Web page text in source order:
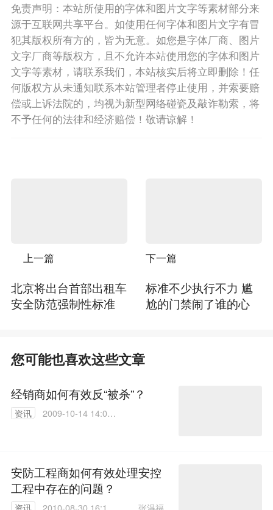
免责声明：本站所使用的字体和图片文字等素材部分来
源于互联网共享平台。如使用任何字体和图片文字有冒
犯其版权所有方的，皆为无意。如您是字体厂商、图片
文字厂商等版权方，且不允许本站使用您的字体和图片
文字等素材，请联系我们，本站核实后将立即删除！任
何版权方从未通知联系本站管理者停止使用，并索要赔
偿或上诉法院的，均视为新型网络碰瓷及敲诈勒索，将
不予任何的法律和经济赔偿！敬请谅解！
上一篇
北京将出台首部出租车
安全防范强制性标准
下一篇
标准不少执行不力 尴
尬的门禁闹了谁的心
您可能也喜欢这些文章
经销商如何有效反“被杀”？
资讯
2009-10-14 14:03:
安防工程商如何有效处理安控
工程中存在的问题？
资讯 2010-08-30 16:14: 张淂福